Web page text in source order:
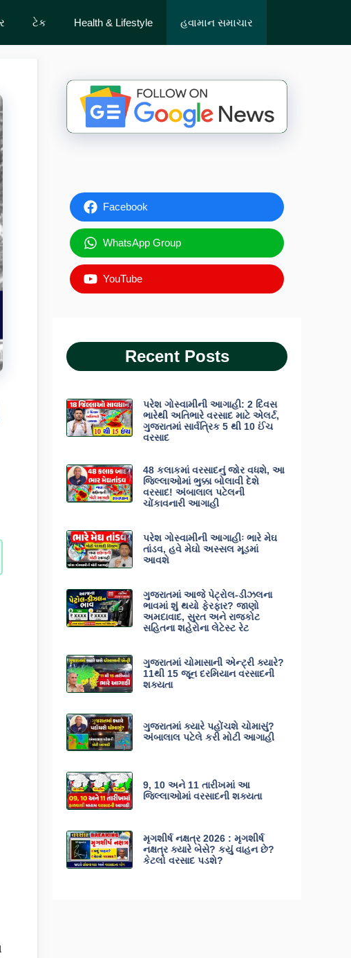
ટેક Health & Lifestyle હવામાન સમાચાર
Facebook
WhatsApp Group
YouTube
Recent Posts
પરેશ ગોસ્વામીની આગાહી: 2 દિવસ
ભારેથી અતિભારે વરસાદ માટે એલર્ટ,
ગુજરાતમાં સાર્વત્રિક 5 થી 10 ઈંચ
વરસાદ
48 કલાકમાં વરસાદનું જોર વધશે, આ
જિલ્લાઓમાં ભુક્કા બોલાવી દેશે
વરસાદ! અંબાલાલ પટેલની
ચોંકાવનારી આગાહી
પરેશ ગોસ્વામીની આગાહીઃ ભારે મેઘ
તાંડવ, હવે મેઘો અસ્સલ મૂડમાં
આવશે
ગુજરાતમાં આજે પેટ્રોલ-ડીઝલના
ભાવમાં શું થયો ફેરફાર? જાણો
અમદાવાદ, સુરત અને રાજકોટ
સહિતના શહેરોના લેટેસ્ટ રેટ
ગુજરાતમાં ચોમાસાની એન્ટ્રી ક્યારે?
11થી 15 જૂન દરમિયાન વરસાદની
શક્યતા
ગુજરાતમાં ક્યારે પહોંચશે ચોમાસું?
અંબાલાલ પટેલે કરી મોટી આગાહી
9, 10 અને 11 તારીખમાં આ
જિલ્લાઓમાં વરસાદની શક્યતા
મૃગશીર્ષ નક્ષત્ર 2026 : મૃગશીર્ષ
નક્ષત્ર ક્યારે બેસે? કયું વાહન છે?
કેટલો વરસાદ પડશે?